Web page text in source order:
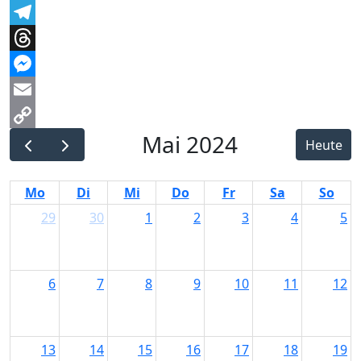
Facebook
Telegram
Threads
Messenger
Email
Copy
Link
Mai 2024 Heute
Mo Di Mi Do Fr Sa
So
29
30 1 2 3 4 5
6 7 8 9 10 11 12
13 14 15 16 17 18 19